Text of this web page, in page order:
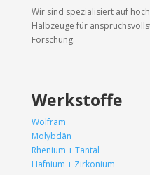
Wir sind spezialisiert auf
Halbzeuge für
Forschung.
Werkstoffe
Wolfram
Molybdän
Rhenium + Tantal
Hafnium + Zirkonium